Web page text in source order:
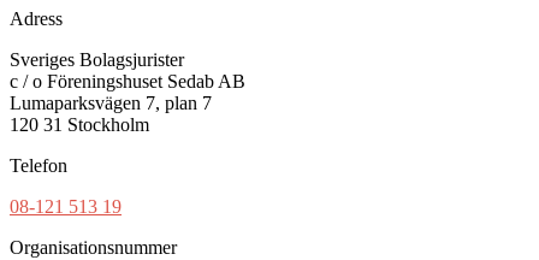
Adress
Sveriges Bolagsjurister
c / o Föreningshuset Sedab AB
Lumaparksvägen 7, plan 7
120 31 Stockholm
Telefon
08-121 513 19
Organisationsnummer